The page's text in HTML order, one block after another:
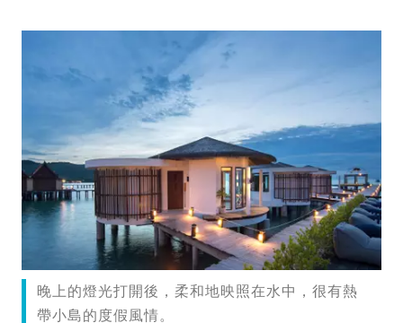
晚上的燈光打開後，柔和地映照在水中，很有熱
帶小島的度假風情。